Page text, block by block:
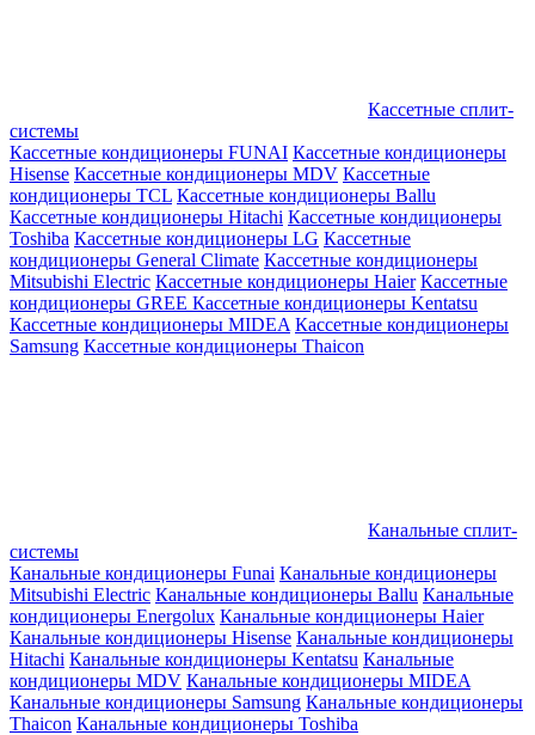
Кассетные сплит-
системы
Кассетные кондиционеры FUNAI Кассетные кондиционеры
Hisense Кассетные кондиционеры MDV Кассетные
кондиционеры TCL Кассетные кондиционеры Ballu
Кассетные кондиционеры Hitachi Кассетные кондиционеры
Toshiba Кассетные кондиционеры LG Кассетные
кондиционеры General Climate Кассетные кондиционеры
Mitsubishi Electric Кассетные кондиционеры Haier Кассетные
кондиционеры GREE Кассетные кондиционеры Kentatsu
Кассетные кондиционеры MIDEA Кассетные кондиционеры
Samsung Кассетные кондиционеры Thaicon
Канальные сплит-
системы
Канальные кондиционеры Funai Канальные кондиционеры
Mitsubishi Electric Канальные кондиционеры Ballu Канальные
кондиционеры Energolux Канальные кондиционеры Haier
Канальные кондиционеры Hisense Канальные кондиционеры
Hitachi Канальные кондиционеры Kentatsu Канальные
кондиционеры MDV Канальные кондиционеры MIDEA
Канальные кондиционеры Samsung Канальные кондиционеры
Thaicon Канальные кондиционеры Toshiba